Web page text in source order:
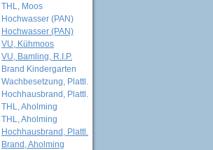
THL, Moos
Hochwasser (PAN)
Hochwasser (PAN)
VU, Kühmoos
VU, Bamling, R.I.P.
Brand Kindergarten
Wachbesetzung, Plattl.
Hochhausbrand, Plattl.
THL, Aholming
THL, Aholming
Hochhausbrand, Plattl.
Brand, Aholming